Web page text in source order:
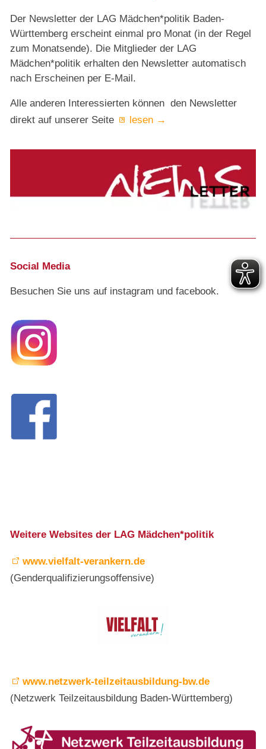
Der Newsletter der LAG Mädchen*politik Baden-
Württemberg erscheint einmal pro Monat (in der Regel
zum Monatsende). Die Mitglieder der LAG
Mädchen*politik erhalten den Newsletter automatisch
nach Erscheinen per E-Mail.
Alle anderen Interessierten können den Newsletter
direkt auf unserer Seite
lesen →
Social Media
Besuchen Sie uns auf instagram und facebook.
Weitere Websites der LAG Mädchen*politik
www.vielfalt-verankern.de
(Genderqualifizierungsoffensive)
www.netzwerk-teilzeitausbildung-bw.de
(Netzwerk Teilzeitausbildung Baden-Württemberg)